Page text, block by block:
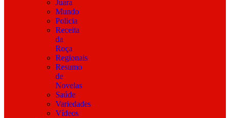
Juara
Mundo
Policia
Receita
da
Roça
Regionais
Resumo
de
Novelas
Saúde
Variedades
Vídeos